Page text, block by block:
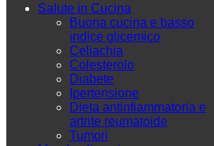
Salute in Cucina
Buona cucina e basso
indice glicemico
Celiachia
Colesterolo
Diabete
Ipertensione
Dieta antinfiammatoria e
artrite reumatoide
Tumori